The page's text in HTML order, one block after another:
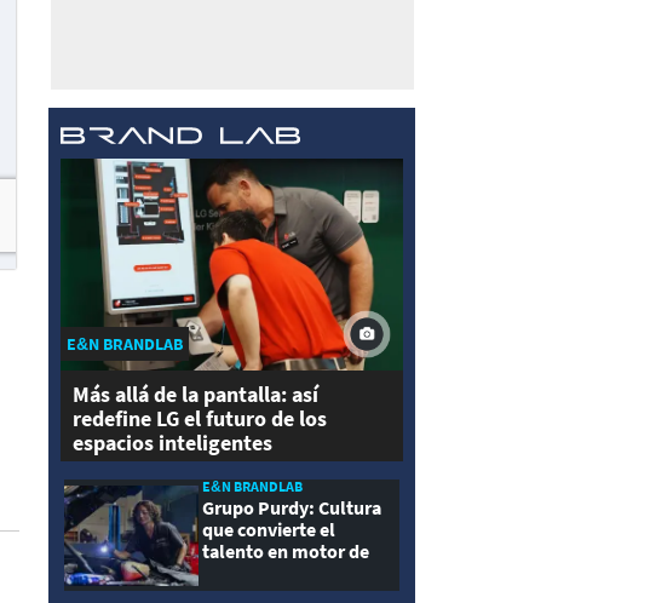
E&N BRANDLAB
Más allá de la pantalla: así
redefine LG el futuro de los
espacios inteligentes
E&N BRANDLAB
Grupo Purdy: Cultura
que convierte el
talento en motor de